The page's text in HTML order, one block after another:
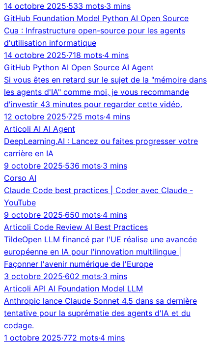
14 octobre 2025·533 mots·3 mins
GitHub Foundation Model Python AI Open Source
Cua : Infrastructure open-source pour les agents
d'utilisation informatique
14 octobre 2025·718 mots·4 mins
GitHub Python AI Open Source AI Agent
Si vous êtes en retard sur le sujet de la "mémoire dans
les agents d'IA" comme moi, je vous recommande
d'investir 43 minutes pour regarder cette vidéo.
12 octobre 2025·725 mots·4 mins
Articoli AI AI Agent
DeepLearning.AI : Lancez ou faites progresser votre
carrière en IA
9 octobre 2025·536 mots·3 mins
Corso AI
Claude Code best practices | Coder avec Claude -
YouTube
9 octobre 2025·650 mots·4 mins
Articoli Code Review AI Best Practices
TildeOpen LLM financé par l'UE réalise une avancée
européenne en IA pour l'innovation multilingue |
Façonner l'avenir numérique de l'Europe
3 octobre 2025·602 mots·3 mins
Articoli API AI Foundation Model LLM
Anthropic lance Claude Sonnet 4.5 dans sa dernière
tentative pour la suprématie des agents d'IA et du
codage.
1 octobre 2025·772 mots·4 mins